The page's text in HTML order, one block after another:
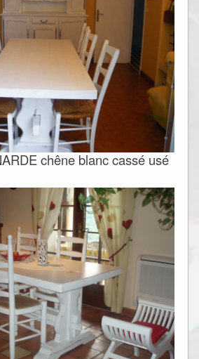
chêne blanc cassé usé